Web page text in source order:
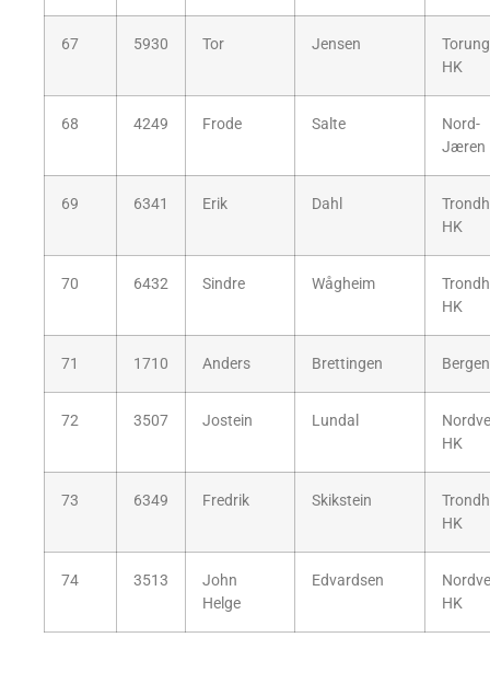
67 5930 Tor Jensen
HK
68 4249 Frode Salte
Nord-
Jæren
69 6341 Erik Dahl
HK
70 6432 Sindre Wågheim
HK
71 1710 Anders Brettingen
72 3507 Jostein Lundal
HK
73 6349 Fredrik Skikstein
HK
74 3513
John
Helge
Edvardsen
HK